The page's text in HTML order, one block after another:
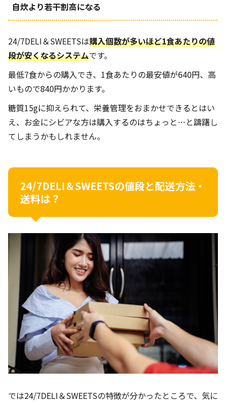
自炊より若干割高になる
24/7DELI＆SWEETSは購入個数が多いほど1食あたりの値
段が安くなるシステムです。
最低7食からの購入でき、1食あたりの最安値が640円、高
いもので840円かかります。
糖質15gに抑えられて、栄養管理をおまかせできるとはい
え、お金にシビアな方は購入するのはちょっと…と躊躇し
てしまうかもしれません。
24/7DELI＆SWEETSの値段と配送方法・
送料は？
では24/7DELI＆SWEETSの特徴が分かったところで、気に